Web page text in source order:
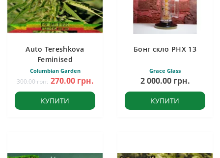
Auto Tereshkova
Feminised
Columbian Garden
300.00 грн. 270.00 грн.
КУПИТИ
Бонг скло PHX 13
Grace Glass
2 000.00 грн.
КУПИТИ